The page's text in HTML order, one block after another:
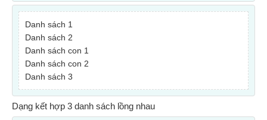
Danh sách 1
Danh sách 2
Danh sách con 1
Danh sách con 2
Danh sách 3
Dạng kết hợp 3 danh sách lồng nhau